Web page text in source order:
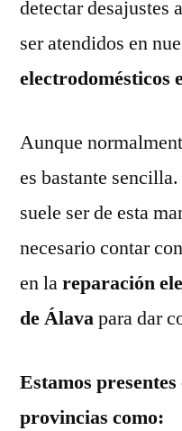
detectar desajustes
ser atendidos en
electrodomésticos
Aunque
es bastante
suele ser de esta
necesario contar
en lareparación
de Álavapara dar
Estamos
provincias como: